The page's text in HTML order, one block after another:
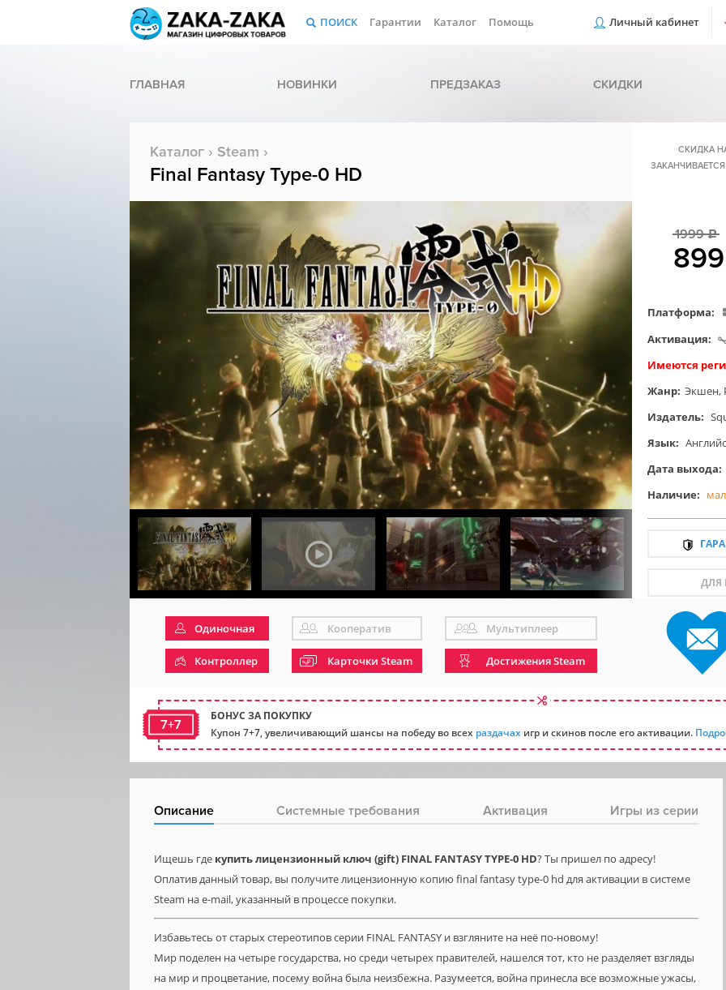
ПОИСК Гарантии Каталог Помощь Личный кабинет
ГЛАВНАЯ НОВИНКИ ПРЕДЗАКАЗ СКИДКИ
Каталог › Steam ›
Final Fantasy Type-0 HD
СКИДКА
ЗАКАНЧИВАЕТСЯ
1999c
Платформа:
Активация:
Имеются
Жанр: Экшен,
Издатель:
Язык:
Дата выхода:
Наличие:
ДЛЯ
Одиночная Кооператив Мультиплеер
Контроллер Карточки Steam Достижения Steam
7+7
БОНУС ЗА ПОКУПКУ
Купон 7+7, увеличивающий шансы на победу во всех раздачах игр и скинов после его активации.
Описание Системные требования Активация Игры из серии
Ищешь где купить лицензионный ключ (gift) FINAL FANTASY TYPE-0 HD? Ты пришел по адресу!
Оплатив данный товар, вы получите лицензионную копию final fantasy type-0 hd для активации в системе
Steam на e-mail, указанный в процессе покупки.
Избавьтесь от старых стереотипов серии FINAL FANTASY и взгляните на неё по-новому!
Мир поделен на четыре государства, но среди четырех правителей, нашелся тот, кто не разделяет взгляды
на мир и процветание, посему война была неизбежна. Разумеется, война принесла все возможные ужасы,